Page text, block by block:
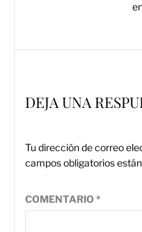
DEJA UNA
Tu dirección de correo
campos obligatorios
COMENTARIO *